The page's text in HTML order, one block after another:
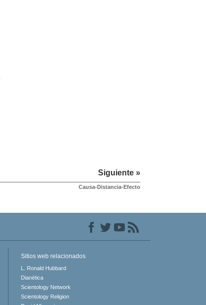
Siguiente »
Causa-Distancia-Efecto
Sitios web relacionados
L. Ronald Hubbard
Dianética
Scientology Network
Scientology Religion